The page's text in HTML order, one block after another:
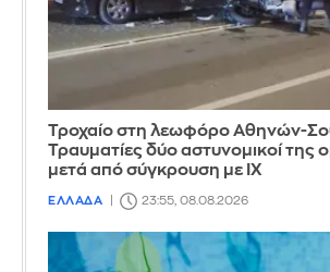
Τροχαίο στη λεωφόρο Αθηνών-
Τραυματίες δύο αστυνομικοί της
μετά από σύγκρουση με ΙΧ
ΕΛΛΑΔΑ 23:55, 08.08.2026